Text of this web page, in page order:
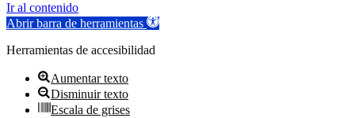
Ir al contenido
Abrir barra de herramientas
Herramientas de accesibilidad
Aumentar texto
Disminuir texto
Escala de grises